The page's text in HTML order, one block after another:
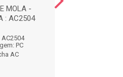
MOLA -
: AC2504
PC
AC